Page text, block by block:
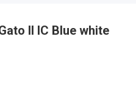
II IC Blue white